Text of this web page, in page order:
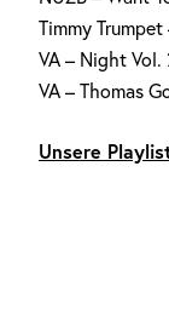
Timmy
VA – Night Vol.
VA – Thomas
Unsere